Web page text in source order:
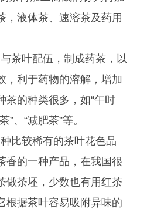
，液体茶、速溶茶及药用
叶配伍，制成药茶，以
，利于药物的溶解，增加
茶的种类很多，如“午时
”、“减肥茶”等。
较稀有的茶叶花色品
香的一种产品，在我国很
做茶坯，少数也有用红茶
根据茶叶容易吸附异味的